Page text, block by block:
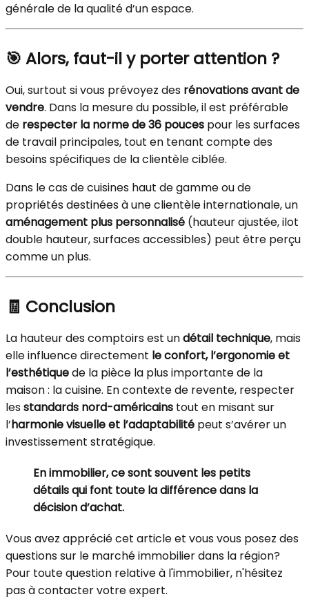
générale de la qualité d’un espace.
🎯 Alors, faut-il y porter attention ?
Oui, surtout si vous prévoyez des rénovations avant de
vendre. Dans la mesure du possible, il est préférable
de respecter la norme de 36 pouces pour les surfaces
de travail principales, tout en tenant compte des
besoins spécifiques de la clientèle ciblée.
Dans le cas de cuisines haut de gamme ou de
propriétés destinées à une clientèle internationale, un
aménagement plus personnalisé (hauteur ajustée, ilot
double hauteur, surfaces accessibles) peut être perçu
comme un plus.
🧾 Conclusion
La hauteur des comptoirs est undétail technique, mais
elle influence directement le confort, l’ergonomie et
l’esthétiquede la pièce la plus importante de la
maison : la cuisine. En contexte de revente, respecter
lesstandards nord-américains tout en misant sur
l’harmonie visuelle et l’adaptabilité peut s’avérer un
investissement stratégique.
En immobilier, ce sont souvent les petits
détails qui font toute la différence dans la
décision d’achat.
Vous avez apprécié cet article et vous vous posez des
questions sur le marché immobilier dans la région?
Pour toute question relative à l'immobilier, n'hésitez
pas à contacter votre expert.